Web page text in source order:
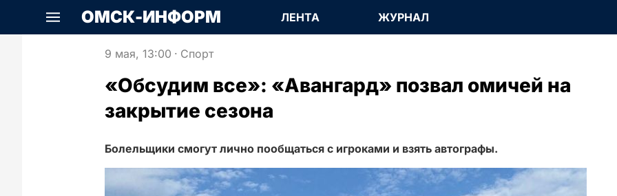
ОМСК-ИНФОРМ ЛЕНТА ЖУРНАЛ
9 мая, 13:00 · Спорт
«Обсудим все»: «Авангард» позвал омичей на
закрытие сезона
Болельщики смогут лично пообщаться с игроками и взять автографы.